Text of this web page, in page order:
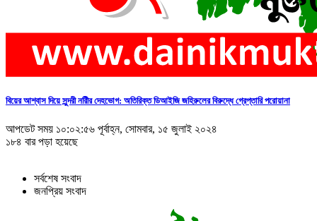
বিয়ের আশ্বাস দিয়ে সুন্দরী নরিীর দেহভোগ: অতিরিক্ত ডিআইজি জহিরুলের বিরুদ্ধে গ্রেপ্তারি পরোয়ানা
আপডেট সময় ১০:০২:৫৬ পূর্বাহ্ন, সোমবার, ১৫ জুলাই ২০২৪
১৮৪ বার পড়া হয়েছে
সর্বশেষ সংবাদ
জনপ্রিয় সংবাদ